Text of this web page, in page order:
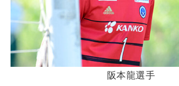
阪本龍選手